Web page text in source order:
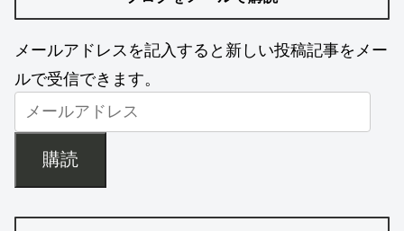
メールアドレスを記入すると新しい投稿記事をメー
ルで受信できます。
購読